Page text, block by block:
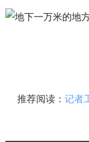
推荐阅读： 记者